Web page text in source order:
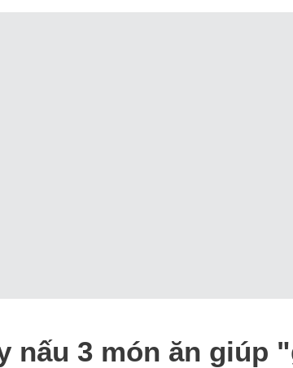
nấu 3 món ăn giúp